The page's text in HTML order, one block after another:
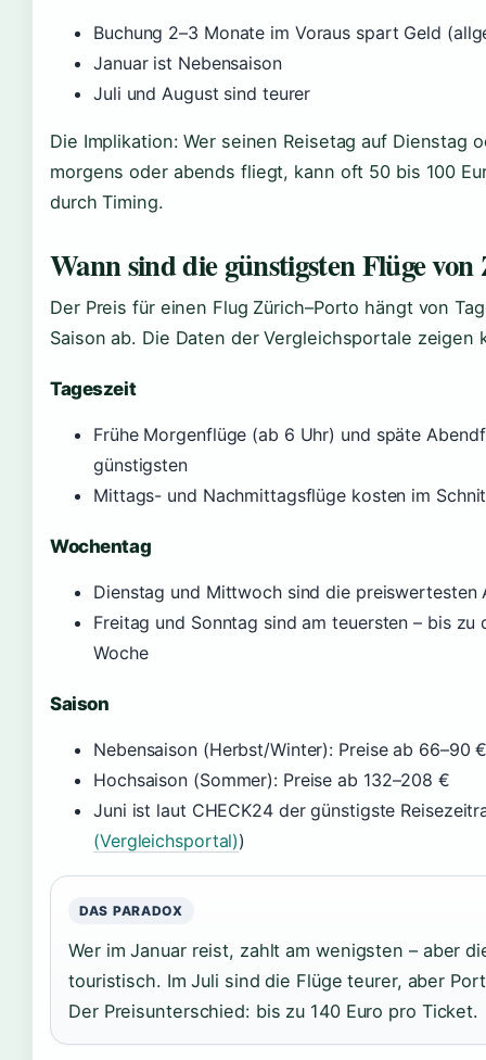
Buchung 2–3 Monate im Voraus spart Geld
Januar ist Nebensaison
Juli und August sind teurer
Die Implikation: Wer seinen Reisetag auf Dienstag
morgens oder abends fliegt, kann oft 50 bis 100
durch Timing.
Wann sind die günstigsten Flüge
Der Preis für einen Flug Zürich–Porto hängt von
Saison ab. Die Daten der Vergleichsportale zeigen
Tageszeit
Frühe Morgenflüge (ab 6 Uhr) und späte
günstigsten
Mittags- und Nachmittagsflüge kosten im
Wochentag
Dienstag und Mittwoch sind die preiswertesten
Freitag und Sonntag sind am teuersten – bis
Woche
Saison
Nebensaison (Herbst/Winter): Preise ab 66–90
Hochsaison (Sommer): Preise ab 132–208 €
Juni ist laut CHECK24 der günstigste
(Vergleichsportal))
DAS PARADOX
Wer im Januar reist, zahlt am wenigsten – aber
touristisch. Im Juli sind die Flüge teurer, aber
Der Preisunterschied: bis zu 140 Euro pro Ticket.